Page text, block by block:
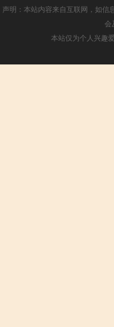
声明：本站内容来自互联网，如信
会
本站仅为个人兴趣